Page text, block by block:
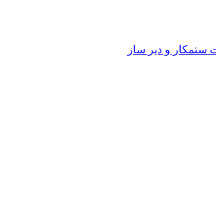
ستمکار و دیر ساز